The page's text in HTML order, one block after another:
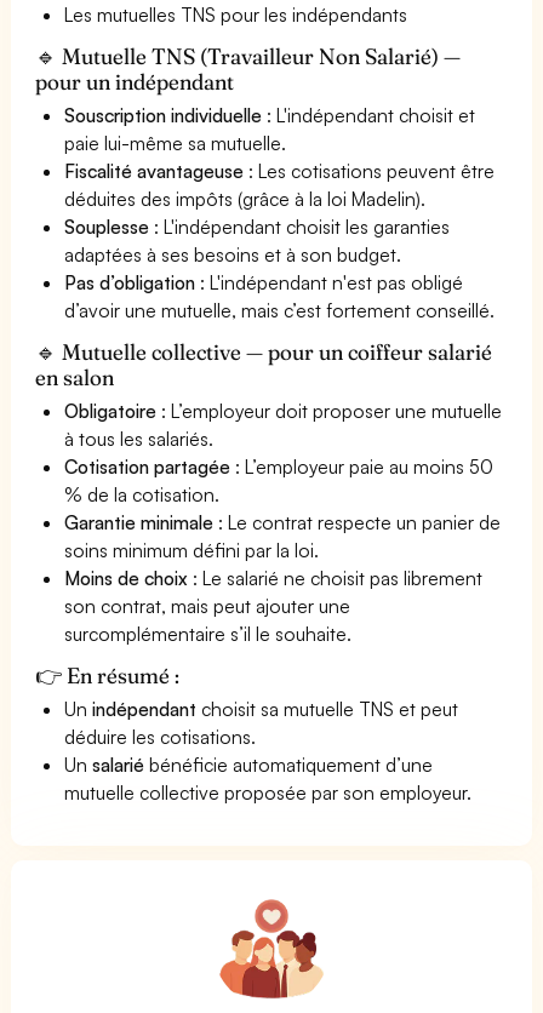
Les mutuelles TNS pour les indépendants
🔹 Mutuelle TNS (Travailleur Non Salarié) —
pour un indépendant
Souscription individuelle : L'indépendant choisit et
paie lui-même sa mutuelle.
Fiscalité avantageuse : Les cotisations peuvent être
déduites des impôts (grâce à la loi Madelin).
Souplesse : L'indépendant choisit les garanties
adaptées à ses besoins et à son budget.
Pas d’obligation : L'indépendant n'est pas obligé
d’avoir une mutuelle, mais c’est fortement conseillé.
🔹 Mutuelle collective — pour un coiffeur salarié
en salon
Obligatoire : L’employeur doit proposer une mutuelle
à tous les salariés.
Cotisation partagée : L’employeur paie au moins 50
% de la cotisation.
Garantie minimale : Le contrat respecte un panier de
soins minimum défini par la loi.
Moins de choix : Le salarié ne choisit pas librement
son contrat, mais peut ajouter une
surcomplémentaire s’il le souhaite.
👉 En résumé :
Unindépendant choisit sa mutuelle TNS et peut
déduire les cotisations.
Unsalarié bénéficie automatiquement d’une
mutuelle collective proposée par son employeur.